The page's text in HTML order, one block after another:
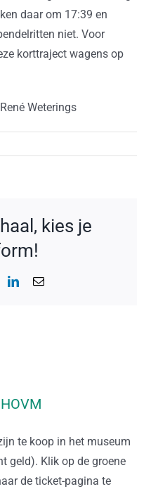
daar om 17:39 en
niet. Voor
korttraject wagens op
Weterings
kies je
LinkedIn
E-
te koop in het museum
geld). Klik op de groene
de ticket-pagina te